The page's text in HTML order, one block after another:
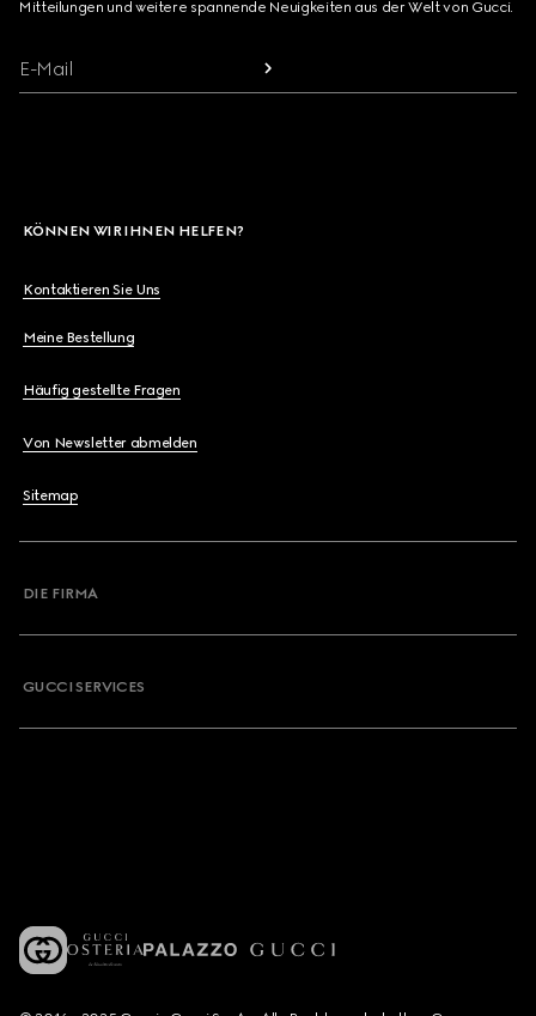
Mitteilungen und weitere spannende Neuigkeiten aus der Welt von Gucci.
E-Mail
KÖNNEN WIR IHNEN HELFEN?
Kontaktieren Sie Uns
Meine Bestellung
Häufig gestellte Fragen
Von Newsletter abmelden
Sitemap
DIE FIRMA
GUCCI SERVICES